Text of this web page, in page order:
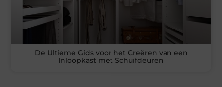
De Ultieme Gids voor het Creëren van een
Inloopkast met Schuifdeuren